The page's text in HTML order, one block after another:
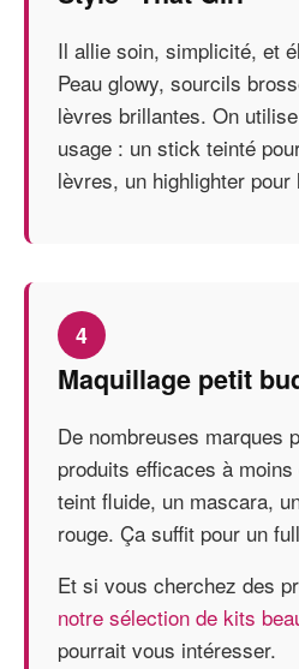
Il allie soin, simplicité, et
Peau glowy, sourcils
lèvres brillantes. On
usage : un stick teinté
lèvres, un highlighter
4
Maquillage petit
De nombreuses marques
produits efficaces à
teint fluide, un mascara,
rouge. Ça suffit pour un
Et si vous cherchez des
notre sélection de kits
pourrait vous intéresser.